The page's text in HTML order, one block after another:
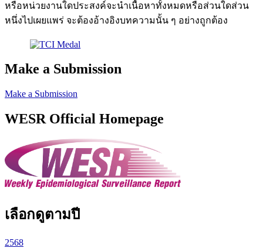
หรือหน่วยงานใดประสงค์จะนำเนื้อหาทั้งหมดหรือส่วนใดส่วน
หนึ่งไปเผยแพร่ จะต้องอ้างอิงบทความนั้น ๆ อย่างถูกต้อง
Make a Submission
Make a Submission
WESR Official Homepage
เลือกดูตามปี
2568